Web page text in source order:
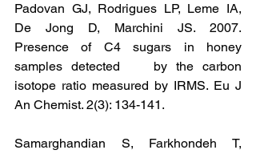
Padovan GJ, Rodrigues LP, Leme IA,
De Jong D, Marchini JS. 2007.
Presence of C4 sugars in honey
samples detected	by the carbon
isotope ratio measured by IRMS. Eu J
An Chemist. 2(3): 134-141.
Samarghandian S, Farkhondeh T,